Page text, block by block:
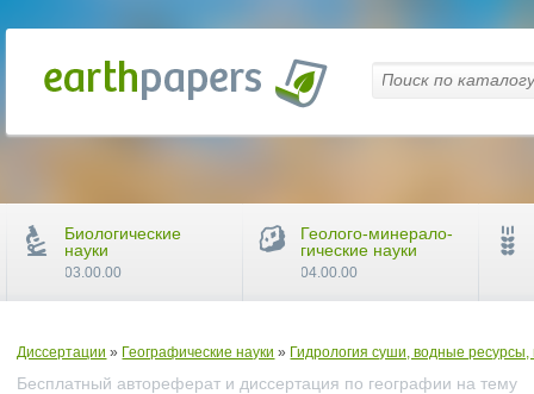
Диссертации » Географические науки » Гидрология суши, водные ресурсы,
Бесплатный автореферат и диссертация по географии на тему
Биологические
науки
03.00.00
Геолого-минерало-
гические науки
04.00.00